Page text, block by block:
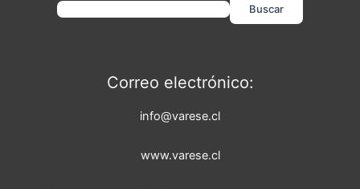
Buscar
Correo electrónico:
info@varese.cl
www.varese.cl